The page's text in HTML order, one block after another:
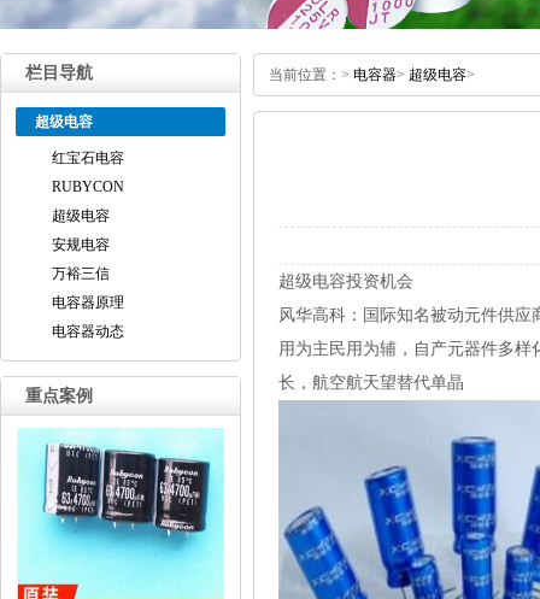
栏目导航
超级电容
红宝石电容
RUBYCON
超级电容
安规电容
万裕三信
电容器原理
电容器动态
重点案例
当前位置： > 电容器> 超级电容>
超级电容投资机会
风华高科：国际知名被动元件供
用为主民用为辅，自产元器件多
长，航空航天望替代单晶